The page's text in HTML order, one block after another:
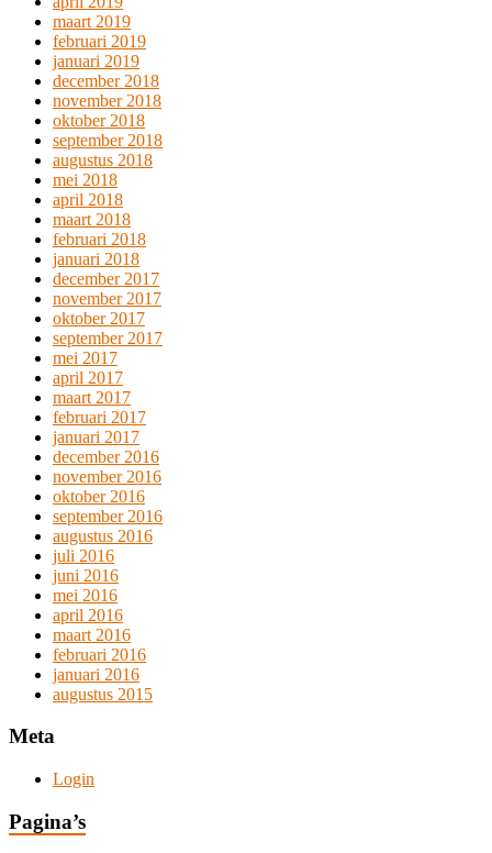
maart 2019
februari 2019
januari 2019
december 2018
november 2018
oktober 2018
september 2018
augustus 2018
mei 2018
april 2018
maart 2018
februari 2018
januari 2018
december 2017
november 2017
oktober 2017
september 2017
mei 2017
april 2017
maart 2017
februari 2017
januari 2017
december 2016
november 2016
oktober 2016
september 2016
augustus 2016
juli 2016
juni 2016
mei 2016
april 2016
maart 2016
februari 2016
januari 2016
augustus 2015
Meta
Login
Pagina’s